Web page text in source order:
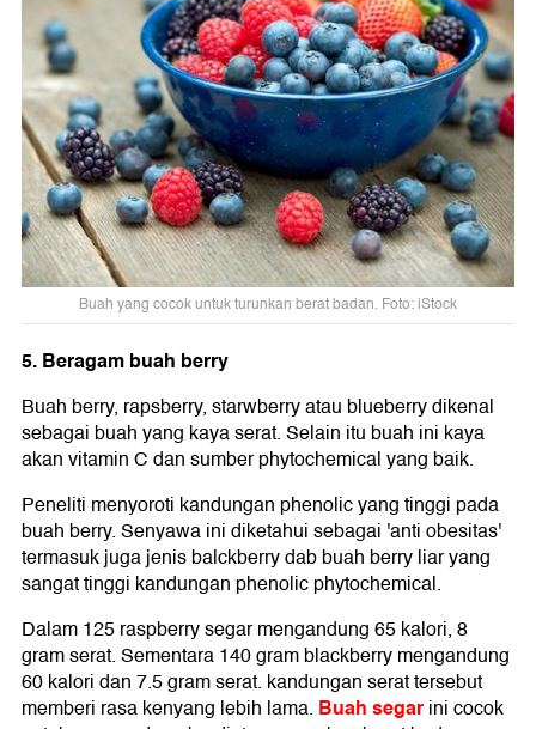
Buah yang cocok untuk turunkan berat badan. Foto: iStock
5. Beragam buah berry
Buah berry, rapsberry, starwberry atau blueberry dikenal
sebagai buah yang kaya serat. Selain itu buah ini kaya
akan vitamin C dan sumber phytochemical yang baik.
Peneliti menyoroti kandungan phenolic yang tinggi pada
buah berry. Senyawa ini diketahui sebagai 'anti obesitas'
termasuk juga jenis balckberry dab buah berry liar yang
sangat tinggi kandungan phenolic phytochemical.
Dalam 125 raspberry segar mengandung 65 kalori, 8
gram serat. Sementara 140 gram blackberry mengandung
60 kalori dan 7.5 gram serat. kandungan serat tersebut
memberi rasa kenyang lebih lama. Buah segarini cocok